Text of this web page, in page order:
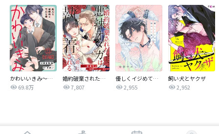
かわいいきみ～美人な幼馴染と平凡な僕～
69.8万
婚約破棄された悪辣オメガは義兄公爵に執着される 【連載版】
7,807
優しくイジめて溶かして混ぜて
2,955
飼い犬とヤクザ
2,952